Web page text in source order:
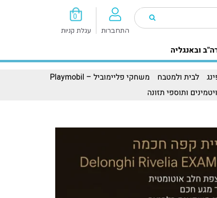
0
עגלת קניות התחברות
ובאנגליה
לבית ולמטבח
משחקי פליימוביל – Playmobil
ויטמינים ותוספי תזונה